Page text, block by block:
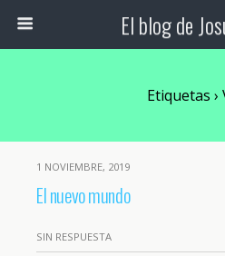
El blog de
Etiquetas ›
1 NOVIEMBRE, 2019
El nuevo mundo
SIN RESPUESTA